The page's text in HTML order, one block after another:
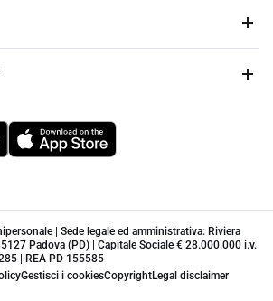
| Sede legale ed amministrativa: Riviera
Padova (PD) | Capitale Sociale € 28.000.000 i.v.
| REA PD 155585
Gestisci i cookiesCopyrightLegal disclaimer